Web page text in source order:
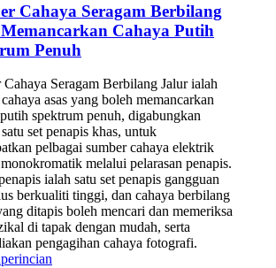
Cahaya Seragam Berbilang
Cahaya Putih
Penuh
Cahaya Seragam Berbilang Jalur ialah
asas yang boleh memancarkan
spektrum penuh, digabungkan
set penapis khas, untuk
pelbagai sumber cahaya elektrik
melalui pelarasan penapis.
ialah satu set penapis gangguan
berkualiti tinggi, dan cahaya berbilang
ditapis boleh mencari dan memeriksa
di tapak dengan mudah, serta
pengagihan cahaya fotografi.
perincian